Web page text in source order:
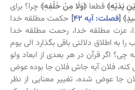
يَدَيْهِ﴾ قطعا ﴿وَلَا مِنْ خَلْفِهِ﴾ چرا؟ برای
[فصلت: آیه ۴۲ ] حکمت مطلقه خدا
عزت مطلقه خدا، رحمت مطلقه خدا
به اطلاق دلالتی باقی بگذارد الی یوم
چی؟ اگر قرآن در هر بعدی از ابعاد ولو
فلان آیه جاش فلان جا بوده عوض
جا عوض شده، تغییر معنایی از نظر